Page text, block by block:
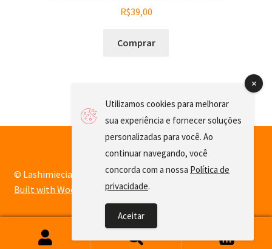
R$39,00
Comprar
© Lashimiecia 2026
Built with WooCommerce.
Pesquisar
Pesquisar
Utilizamos cookies para melhorar
sua experiência e fornecer soluções
personalizadas para você. Ao
continuar navegando, você
concorda com a nossa Política de
privacidade.
Aceitar